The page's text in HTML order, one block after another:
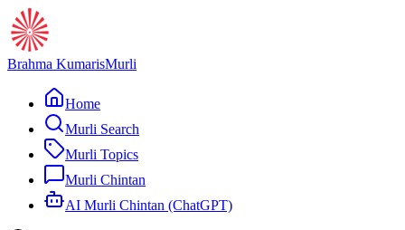
Brahma KumarisMurli
Home
Murli Search
Murli Topics
Murli Chintan
AI Murli Chintan (ChatGPT)